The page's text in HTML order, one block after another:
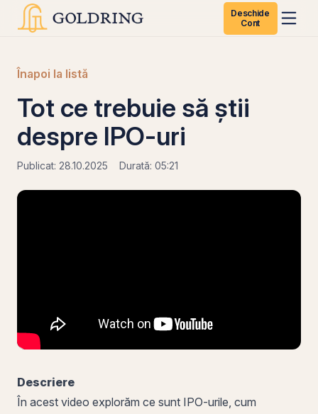
Deschide
Cont
Înapoi la listă
Tot ce trebuie să știi
despre IPO-uri
Publicat: 28.10.2025 Durată: 05:21
Descriere
În acest video explorăm ce sunt IPO-urile, cum